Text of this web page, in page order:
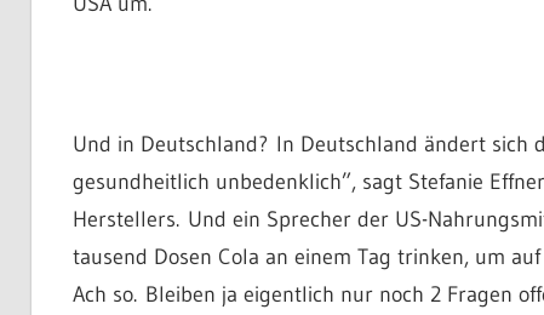
Und in Deutschland? In Deutschland ändert sich
gesundheitlich unbedenklich”, sagt Stefanie
Herstellers. Und ein Sprecher der US-
tausend Dosen Cola an einem Tag trinken, um
Ach so. Bleiben ja eigentlich nur noch 2 Fragen